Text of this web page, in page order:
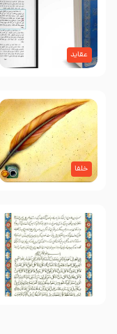
عقاید
خلفا